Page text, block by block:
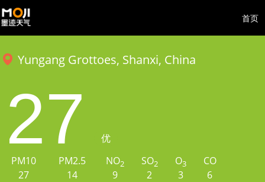
首页
Yungang Grottoes, Shanxi, China
27
优
PM10
27
PM2.5
14
NO2
9
SO2
2
O3
3
CO
6